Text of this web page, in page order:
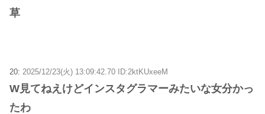
草
20: 2025/12/23(火) 13:09:42.70 ID:2ktKUxeeM
W見てねえけどインスタグラマーみたいな女分かっ
たわ